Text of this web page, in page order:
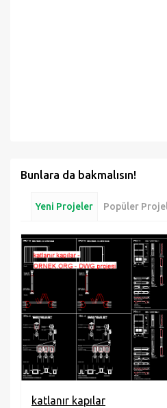
Bunlara da bakmalısın!
Yeni Projeler Popüler
katlanır kapılar